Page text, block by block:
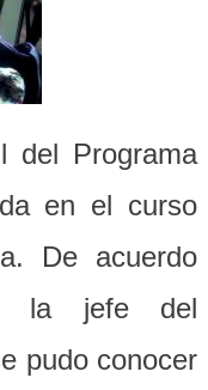
del Programa
en el curso
De acuerdo
la jefe del
pudo conocer